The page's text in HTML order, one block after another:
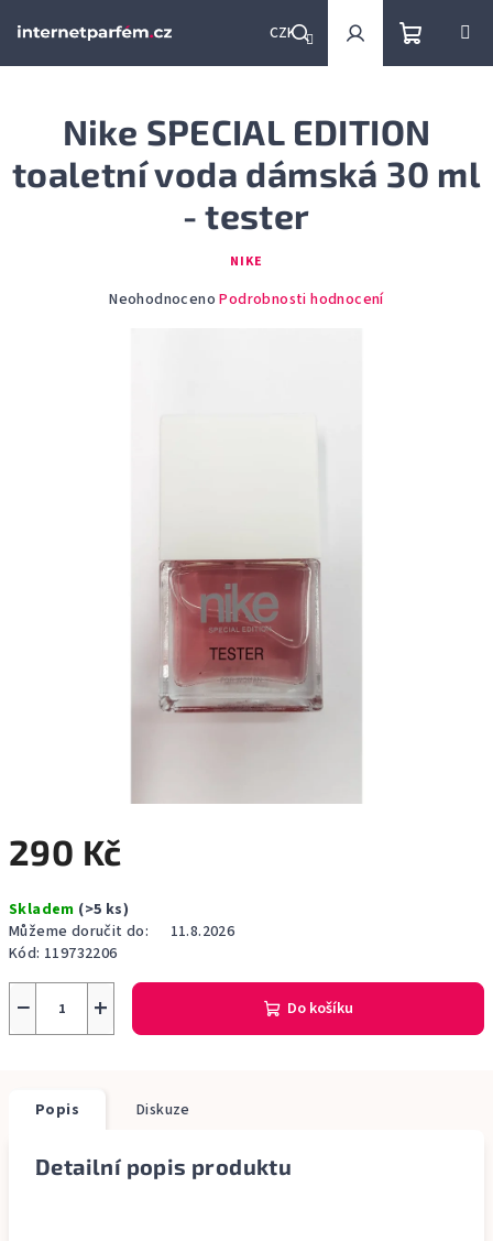
CZK
Hledat PřihlášeníNákupní
košík
290 Kč
cena:
Skladem (>5 ks)
Můžeme doručit do:
11.8.2026
Kód: 119732206
+
− Do košíku
Nike SPECIAL EDITION
toaletní voda dámská 30 ml
- tester
NIKE
Průměrné
Neohodnoceno Podrobnosti hodnocení
Popis Diskuze
Detailní popis produktu